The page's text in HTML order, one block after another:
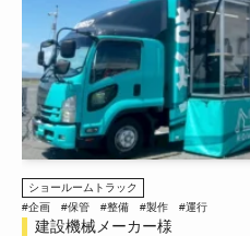
VR体験トラック 4t
#企画
#保管 #整備 #製作 #運行
VR体験トラック4t